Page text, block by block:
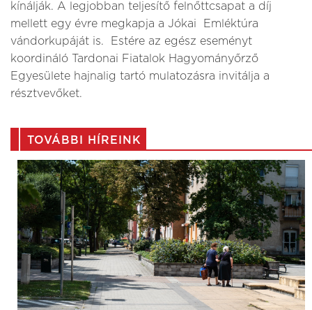
kínálják. A legjobban teljesítő felnőttcsapat a díj
mellett egy évre megkapja a Jókai Emléktúra
vándorkupáját is. Estére az egész eseményt
koordináló Tardonai Fiatalok Hagyományőrző
Egyesülete hajnalig tartó mulatozásra invitálja a
résztvevőket.
TOVÁBBI HÍREINK